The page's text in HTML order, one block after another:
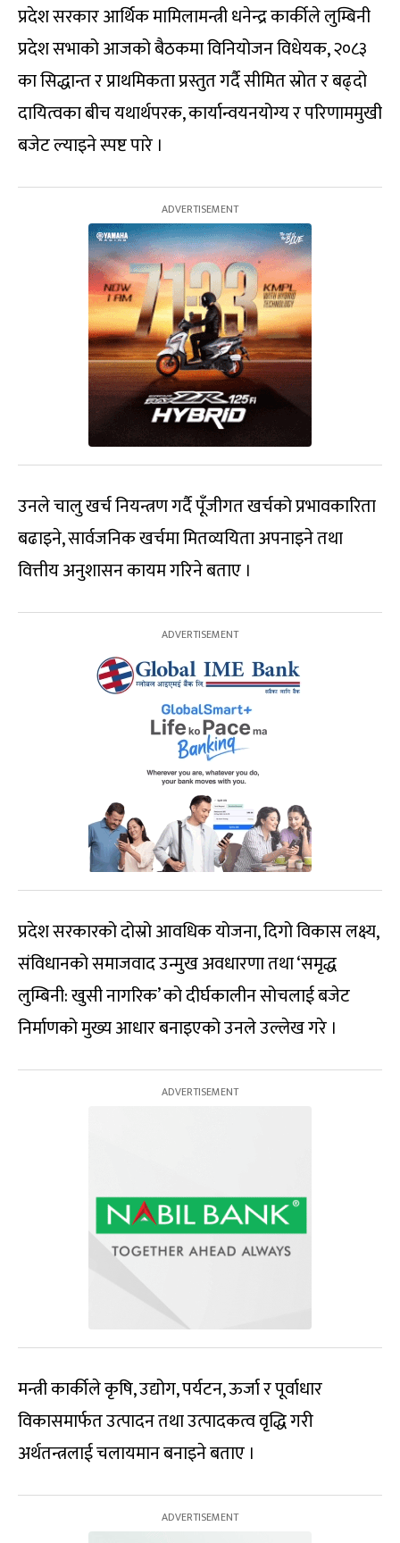
प्रदेश सरकार आर्थिक मामिलामन्त्री धनेन्द्र कार्कीले लुम्बिनी
प्रदेश सभाको आजको बैठकमा विनियोजन विधेयक, २०८३
का सिद्धान्त र प्राथमिकता प्रस्तुत गर्दै सीमित स्रोत र बढ्दो
दायित्वका बीच यथार्थपरक, कार्यान्वयनयोग्य र परिणाममुखी
बजेट ल्याइने स्पष्ट पारे ।
उनले चालु खर्च नियन्त्रण गर्दै पूँजीगत खर्चको प्रभावकारिता
बढाइने, सार्वजनिक खर्चमा मितव्ययिता अपनाइने तथा
वित्तीय अनुशासन कायम गरिने बताए ।
प्रदेश सरकारको दोस्रो आवधिक योजना, दिगो विकास लक्ष्य,
संविधानको समाजवाद उन्मुख अवधारणा तथा ‘समृद्ध
लुम्बिनी: खुसी नागरिक’ को दीर्घकालीन सोचलाई बजेट
निर्माणको मुख्य आधार बनाइएको उनले उल्लेख गरे ।
मन्त्री कार्कीले कृषि, उद्योग, पर्यटन, ऊर्जा र पूर्वाधार
विकासमार्फत उत्पादन तथा उत्पादकत्व वृद्धि गरी
अर्थतन्त्रलाई चलायमान बनाइने बताए ।